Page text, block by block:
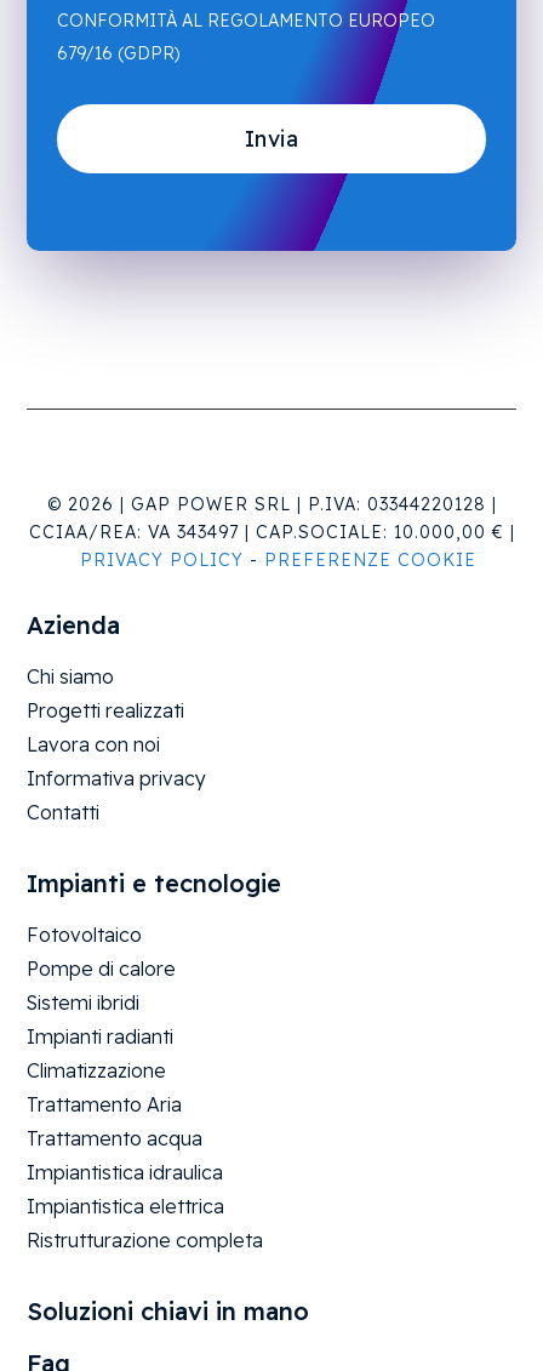
CONFORMITÀ AL REGOLAMENTO EUROPEO
679/16 (GDPR)
© 2026 | GAP POWER SRL | P.IVA: 03344220128 |
CCIAA/REA: VA 343497 | CAP.SOCIALE: 10.000,00 € |
PRIVACY POLICY - PREFERENZE COOKIE
Azienda
Chi siamo
Progetti realizzati
Lavora con noi
Informativa privacy
Contatti
Impianti e tecnologie
Fotovoltaico
Pompe di calore
Sistemi ibridi
Impianti radianti
Climatizzazione
Trattamento Aria
Trattamento acqua
Impiantistica idraulica
Impiantistica elettrica
Ristrutturazione completa
Soluzioni chiavi in mano
Faq